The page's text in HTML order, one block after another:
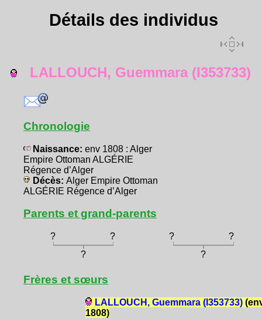
Détails des individus
LALLOUCH, Guemmara (I353733)
Chronologie
Naissance: env 1808 : Alger
Empire Ottoman ALGÉRIE
Régence d’Alger
Décès: Alger Empire Ottoman
ALGÉRIE Régence d’Alger
Parents et grand-parents
? ? ?
?
?
?
Frères et sœurs
LALLOUCH, Guemmara (I353733)
1808)